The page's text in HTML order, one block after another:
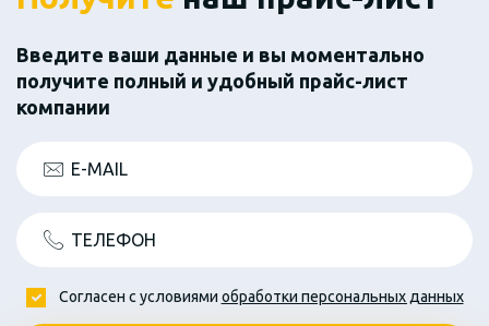
Введите ваши данные и вы моментально
получите полный и удобный прайс-лист
компании
E-MAIL
ТЕЛЕФОН
Согласен с условиями обработки персональных данных